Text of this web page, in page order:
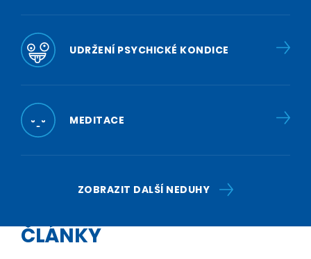
UDRŽENÍ PSYCHICKÉ KONDICE
MEDITACE
ZOBRAZIT DALŠÍ NEDUHY
ČLÁNKY